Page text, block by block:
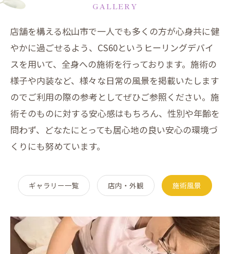
GALLERY
店舗を構える松山市で一人でも多くの方が心身共に健
やかに過ごせるよう、CS60というヒーリングデバイ
スを用いて、全身への施術を行っております。施術の
様子や内装など、様々な日常の風景を掲載いたします
のでご利用の際の参考としてぜひご参照ください。施
術そのものに対する安心感はもちろん、性別や年齢を
問わず、どなたにとっても居心地の良い安心の環境づ
くりにも努めています。
ギャラリー一覧 店内・外観 施術風景